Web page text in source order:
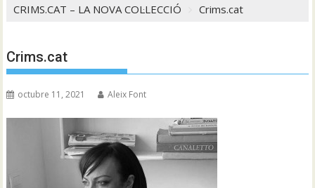
CRIMS.CAT – LA NOVA COL·LECCIÓ
Crims.cat
Crims.cat
octubre 11, 2021 Aleix Font